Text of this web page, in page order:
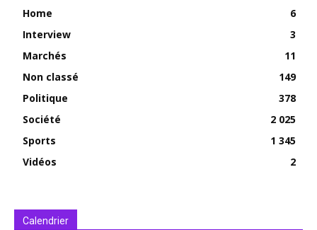
Home
6
Interview
3
Marchés
11
Non classé
149
Politique
378
Société
2 025
Sports
1 345
Vidéos
2
Calendrier